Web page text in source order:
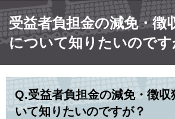
。
て
本
文
文 受益者負担金の減免・徴
について知りたいのです
Q.受益者負担金の減免・徴収
いて知りたいのですが？